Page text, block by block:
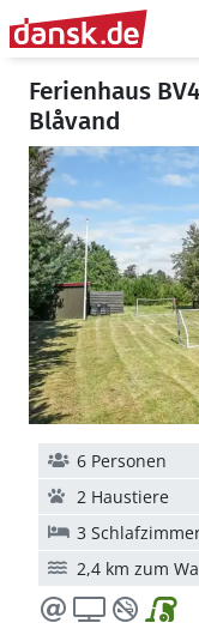
Ferienhaus
Blåvand
6 Personen
2 Haustiere
3
2,4 km zum